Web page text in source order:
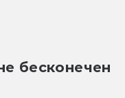
бесконечен